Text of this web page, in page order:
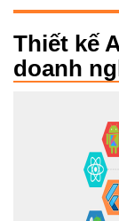
Thiết kế
doanh